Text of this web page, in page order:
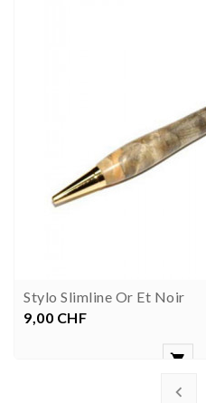
Stylo Slimline Or Et Noir
Prix
9,00 CHF

